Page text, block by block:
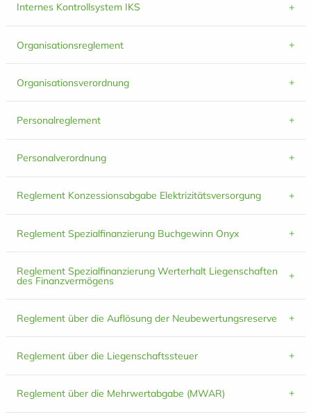
Internes Kontrollsystem IKS
Organisationsreglement
Organisationsverordnung
Personalreglement
Personalverordnung
Reglement Konzessionsabgabe Elektrizitätsversorgung
Reglement Spezialfinanzierung Buchgewinn Onyx
Reglement Spezialfinanzierung Werterhalt Liegenschaften
des Finanzvermögens
Reglement über die Auflösung der Neubewertungsreserve
Reglement über die Liegenschaftssteuer
Reglement über die Mehrwertabgabe (MWAR)